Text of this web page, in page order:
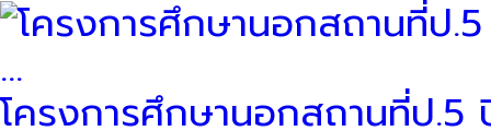
โครงการศึกษานอกสถานที่ป.5